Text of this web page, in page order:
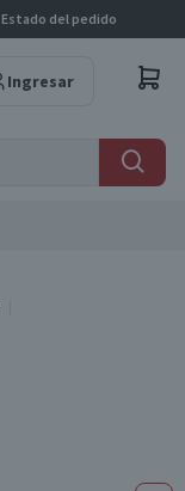
Estado del pedido
Ingresar